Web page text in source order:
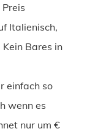
Italienisch,
Bares in
einfach so
wenn es
nur um €